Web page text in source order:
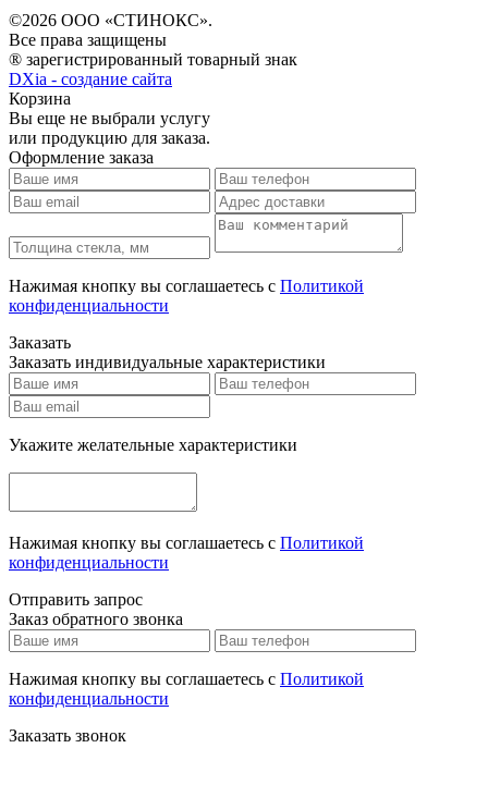
©2026 ООО «СТИНОКС».
Все права защищены
® зарегистрированный товарный знак
DXia - создание сайта
Корзина
Вы еще не выбрали услугу
или продукцию для заказа.
Оформление заказа
Нажимая кнопку вы соглашаетесь с Политикой
конфиденциальности
Заказать
Заказать индивидуальные характеристики
Укажите желательные характеристики
Нажимая кнопку вы соглашаетесь с Политикой
конфиденциальности
Отправить запрос
Заказ обратного звонка
Нажимая кнопку вы соглашаетесь с Политикой
конфиденциальности
Заказать звонок